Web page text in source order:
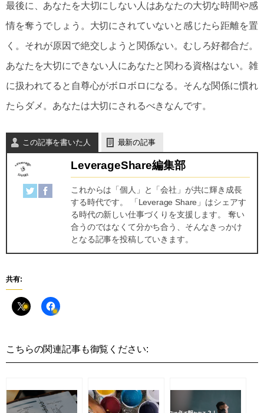
最後に、あなたを大切にしない人はあなたの大切な時間や感
情を奪うでしょう。大切にされていないと感じたら距離を置
く。それが原因で絶交しようと関係ない。むしろ好都合だ。
あなたを大切にできない人にあなたと関わる資格はない。雑
に扱われてると自尊心がボロボロになる。そんな関係に慣れ
たらダメ。あなたは大切にされるべきなんです。
この記事を書いた人 最新の記事
LeverageShare編集部
これからは「個人」と「会社」が共に輝き成長
する時代です。 「Leverage Share」はシェアす
る時代の新しい仕事づくりを支援します。 奪い
合うのではなくて分かち合う、そんなきっかけ
となる記事を投稿していきます。
共有:
こちらの関連記事も御覧ください: